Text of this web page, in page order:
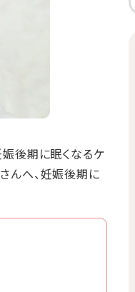
娠後期に眠くなるケ
んへ、妊娠後期に